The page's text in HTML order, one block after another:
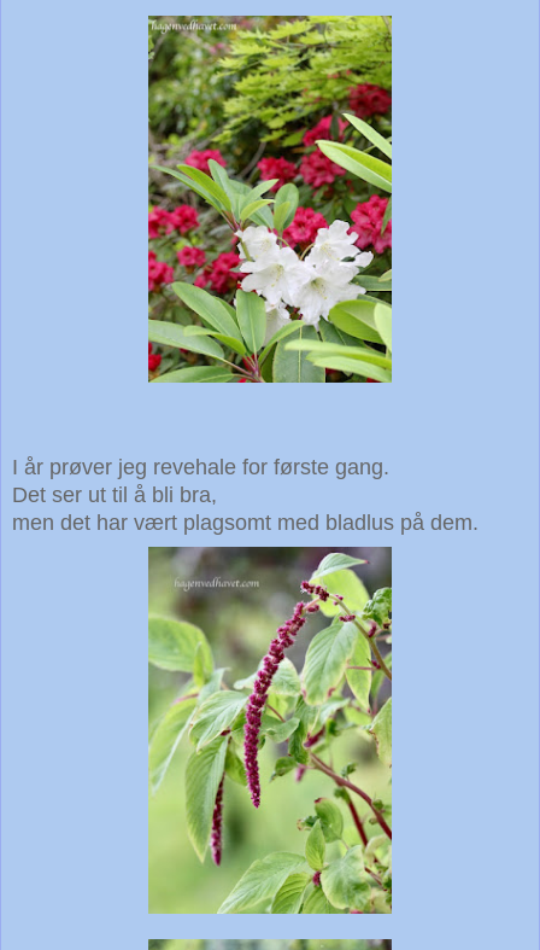
I år prøver jeg revehale for første gang.
Det ser ut til å bli bra,
men det har vært plagsomt med bladlus på dem.